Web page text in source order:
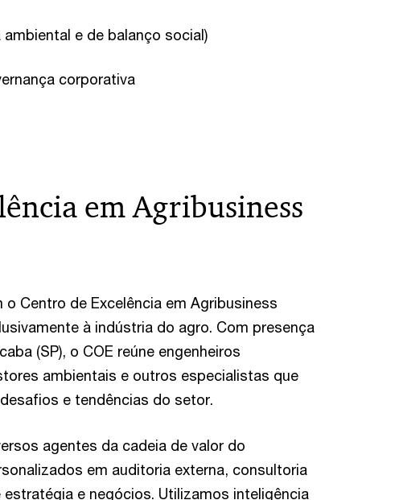
e de balanço social)
corporativa
em Agribusiness
Centro de Excelência em Agribusiness
à indústria do agro. Com presença
(SP), o COE reúne engenheiros
ambientais e outros especialistas que
e tendências do setor.
agentes da cadeia de valor do
em auditoria externa, consultoria
e negócios. Utilizamos inteligência